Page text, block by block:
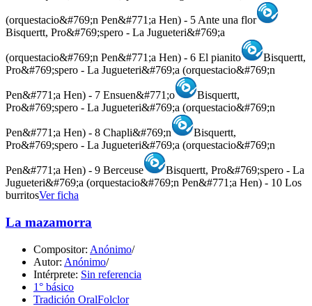
(orquestacio&#769;n Pen&#771;a Hen) - 5 Ante una flor
Bisquertt, Pro&#769;spero - La Jugueteri&#769;a
(orquestacio&#769;n Pen&#771;a Hen) - 6 El pianito
Bisquertt,
Pro&#769;spero - La Jugueteri&#769;a (orquestacio&#769;n
Pen&#771;a Hen) - 7 Ensuen&#771;o
Bisquertt,
Pro&#769;spero - La Jugueteri&#769;a (orquestacio&#769;n
Pen&#771;a Hen) - 8 Chapli&#769;n
Bisquertt,
Pro&#769;spero - La Jugueteri&#769;a (orquestacio&#769;n
Pen&#771;a Hen) - 9 Berceuse
Bisquertt, Pro&#769;spero - La
Jugueteri&#769;a (orquestacio&#769;n Pen&#771;a Hen) - 10 Los
burritosVer ficha
La mazamorra
Compositor: Anónimo/
Autor: Anónimo/
Intérprete: Sin referencia
1° básico
Tradición OralFolclor